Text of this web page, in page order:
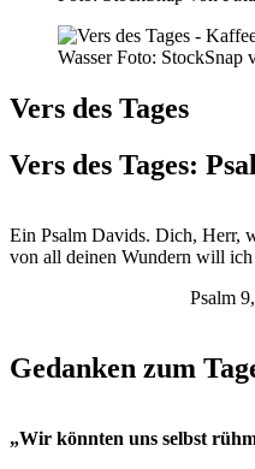
Vers des Tages
Vers des Tages:
Ein Psalm Davids. Dich, Herr,
von all deinen Wundern will ich
Psalm
Gedanken zum
„Wir könnten uns selbst